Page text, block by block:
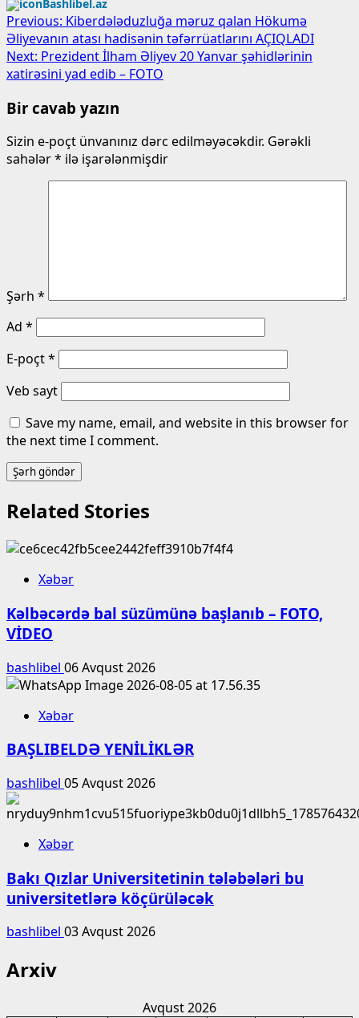
Bashlibel.az
Post
navigation
Previous: Kiberdələduzluğa məruz qalan Hökumə
Əliyevanın atası hadisənin təfərrüatlarını AÇIQLADI
Next: Prezident İlham Əliyev 20 Yanvar şəhidlərinin
xatirəsini yad edib – FOTO
Bir cavab yazın
Sizin e-poçt ünvanınız dərc edilməyəcəkdir. Gərəkli
sahələr* ilə işarələnmişdir
Şərh *
Ad *
E-poçt*
Veb sayt
Save my name, email, and website in this browser for
the next time I comment.
Related Stories
Xəbər
Kəlbəcərdə bal süzümünə başlanıb – FOTO,
VİDEO
bashlibel 06 Avqust 2026
Xəbər
BAŞLIBELDƏ YENİLİKLƏR
bashlibel 05 Avqust 2026
Xəbər
Bakı Qızlar Universitetinin tələbələri bu
universitetlərə köçürüləcək
bashlibel 03 Avqust 2026
Arxiv
Avqust 2026